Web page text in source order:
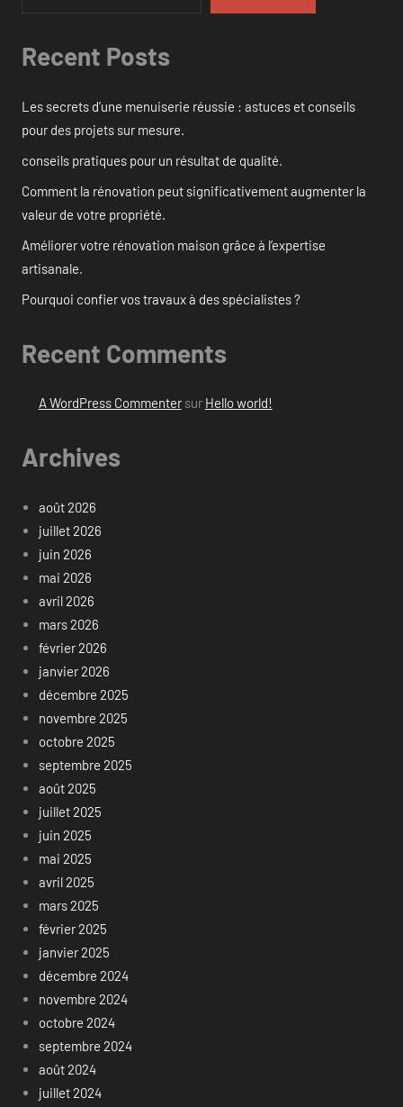
Recent Posts
Les secrets d’une menuiserie réussie : astuces et conseils
pour des projets sur mesure.
conseils pratiques pour un résultat de qualité.
Comment la rénovation peut significativement augmenter la
valeur de votre propriété.
Améliorer votre rénovation maison grâce à l’expertise
artisanale.
Pourquoi confier vos travaux à des spécialistes ?
Recent Comments
A WordPress Commentersur Hello world!
Archives
août 2026
juillet 2026
juin 2026
mai 2026
avril 2026
mars 2026
février 2026
janvier 2026
décembre 2025
novembre 2025
octobre 2025
septembre 2025
août 2025
juillet 2025
juin 2025
mai 2025
avril 2025
mars 2025
février 2025
janvier 2025
décembre 2024
novembre 2024
octobre 2024
septembre 2024
août 2024
juillet 2024